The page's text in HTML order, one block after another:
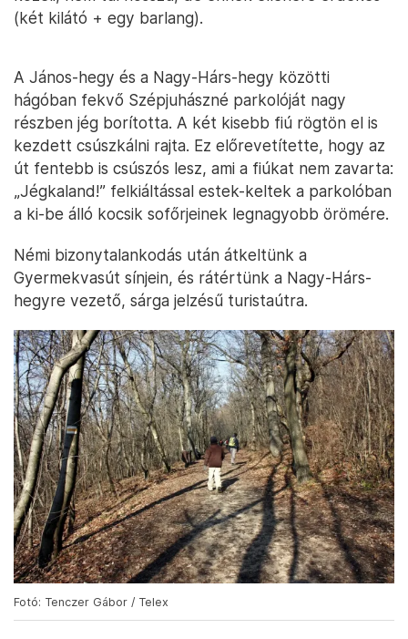
(két kilátó + egy barlang).
A János-hegy és a Nagy-Hárs-hegy közötti
hágóban fekvő Szépjuhászné parkolóját nagy
részben jég borította. A két kisebb fiú rögtön el is
kezdett csúszkálni rajta. Ez előrevetítette, hogy az
út fentebb is csúszós lesz, ami a fiúkat nem zavarta:
„Jégkaland!” felkiáltással estek-keltek a parkolóban
a ki-be álló kocsik sofőrjeinek legnagyobb örömére.
Némi bizonytalankodás után átkeltünk a
Gyermekvasút sínjein, és rátértünk a Nagy-Hárs-
hegyre vezető, sárga jelzésű turistaútra.
Fotó: Tenczer Gábor / Telex